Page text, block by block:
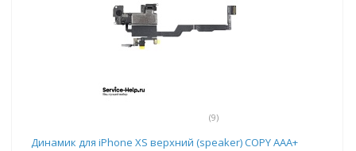
(9)
Динамик для iPhone ХS верхний (speaker) COPY AAA+